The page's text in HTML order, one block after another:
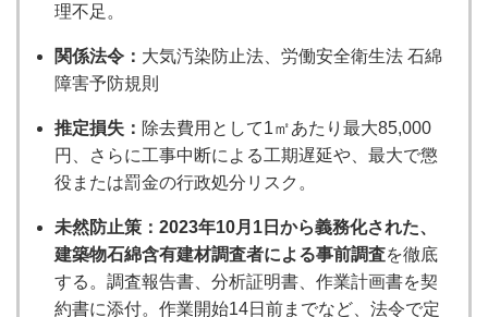
理不足。
関係法令： 大気汚染防止法、労働安全衛生法 石綿
障害予防規則
推定損失： 除去費用として1㎡あたり最大85,000
円、さらに工事中断による工期遅延や、最大で懲
役または罰金の行政処分リスク。
未然防止策： 2023年10月1日から義務化された、
建築物石綿含有建材調査者による事前調査を徹底
する。調査報告書、分析証明書、作業計画書を契
約書に添付。作業開始14日前までなど、法令で定